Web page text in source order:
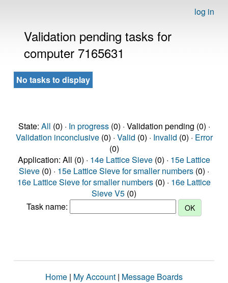
log in
Validation pending tasks for
computer 7165631
No tasks to display
State: All (0) · In progress(0) · Validation pending (0) ·
Validation inconclusive(0) · Valid (0) · Invalid (0) · Error
(0)
Application: All (0) · 14e Lattice Sieve (0) · 15e Lattice
Sieve (0) · 15e Lattice Sieve for smaller numbers (0) ·
16e Lattice Sieve for smaller numbers (0) · 16e Lattice
Sieve V5 (0)
Task name:
Home | My Account | Message Boards